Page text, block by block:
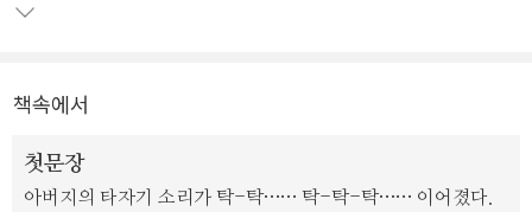
면서 피워 내는 빛과 열이 이 작품의 진정한 형태였다. 리스펙토르를
번역하면서 빛에 피폭되었다고 말한 배수아 작가의 후기는 이 작가만
의 특별한 매력을 정확히 표현한 것이다.
책속에서
첫문장
아버지의 타자기 소리가 탁-탁…… 탁-탁-탁…… 이어졌다.